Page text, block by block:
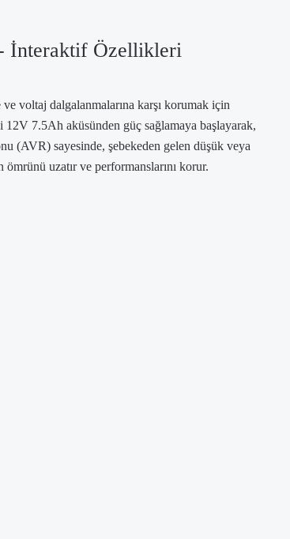
İnteraktif Özellikleri
voltaj dalgalanmalarına karşı korumak için
7.5Ah aküsünden güç sağlamaya başlayarak,
(AVR) sayesinde, şebekeden gelen düşük veya
uzatır ve performanslarını korur.